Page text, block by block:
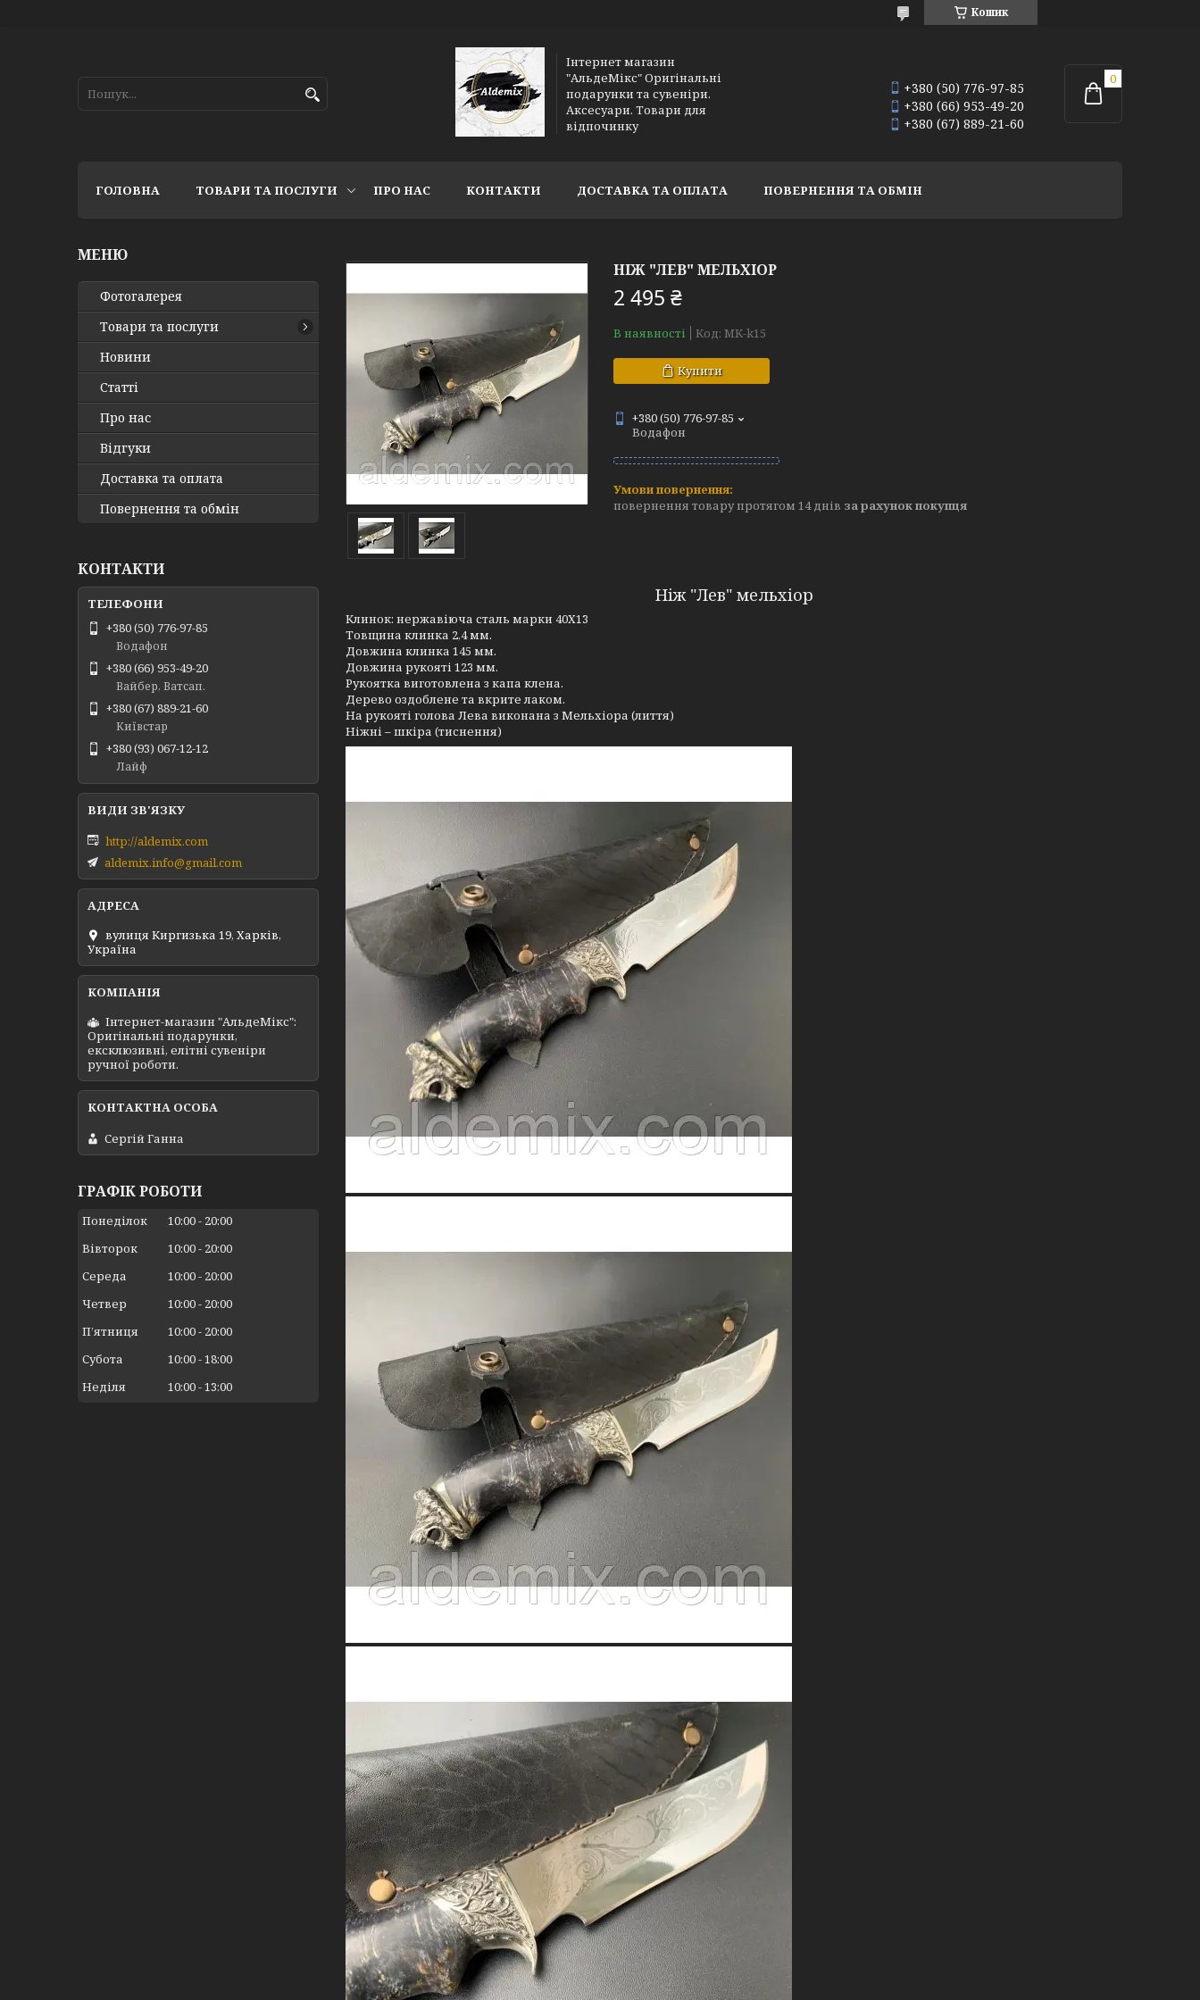
Кошик
Інтернет магазин
"АльдеМікс" Оригінальні
подарунки та сувеніри.
Аксесуари. Товари для
відпочинку
+380 (50) 776-97-85
+380 (66) 953-49-20
+380 (67) 889-21-60
ГОЛОВНА ТОВАРИ ТА ПОСЛУГИ ПРО НАС КОНТАКТИ ДОСТАВКА ТА ОПЛАТА ПОВЕРНЕННЯ ТА ОБМІН
НІЖ "ЛЕВ" МЕЛЬХІОР
2 495 ₴
В наявності Код: MK-k15
Купити
+380 (50) 776-97-85
Водафон
повернення товару протягом 14 днів за рахунок покупця
Ніж "Лев" мельхіор
Клинок: нержавіюча сталь марки 40Х13
Товщина клинка 2,4 мм.
Довжина клинка 145 мм.
Довжина рукояті 123 мм.
Рукоятка виготовлена ​​з капа клена.
Дерево оздоблене та вкрите лаком.
На рукояті голова Лева виконана з Мельхіора (лиття)
Ніжні – шкіра (тиснення)
Фотогалерея
Товари та послуги
Новини
Статті
Про нас
Відгуки
Доставка та оплата
Повернення та обмін
КОНТАКТИ
+380 (50) 776-97-85
Водафон
+380 (66) 953-49-20
Вайбер, Ватсап.
+380 (67) 889-21-60
Київстар
+380 (93) 067-12-12
Лайф
http://aldemix.com
aldemix.info@gmail.com
вулиця Киргизька 19, Харків,
Україна
Інтернет-магазин "АльдеМікс":
Оригінальні подарунки,
ексклюзивні, елітні сувеніри
ручної роботи.
Сергій Ганна
ГРАФІК РОБОТИ
Понеділок 10:00
20:00
Вівторок
10:00
20:00
Середа
10:00
20:00
Четвер
10:00
20:00
Пʼятниця
10:00
20:00
Субота
10:00 18:00
Неділя
10:00 13:00